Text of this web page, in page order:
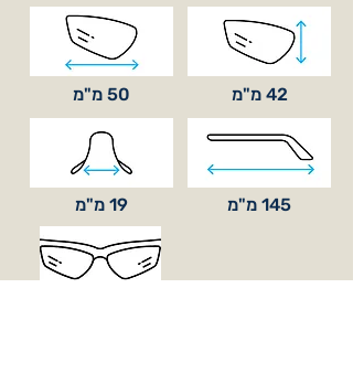
50 מ"מ 42 מ"מ
19 מ"מ 145 מ"מ